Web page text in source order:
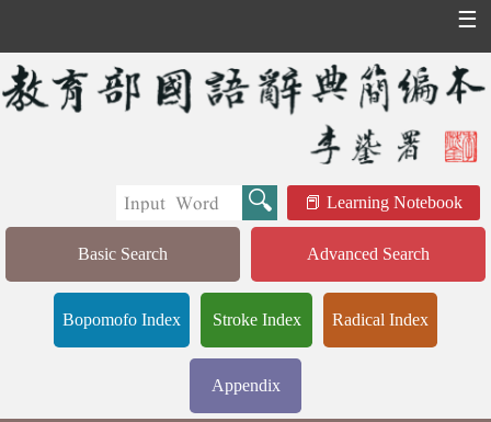
☰
Learning Notebook
Basic Search Advanced Search
Bopomofo Index Stroke Index Radical Index
Appendix